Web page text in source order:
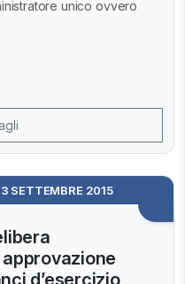
unico ovvero
SETTEMBRE 2015
d’esercizio